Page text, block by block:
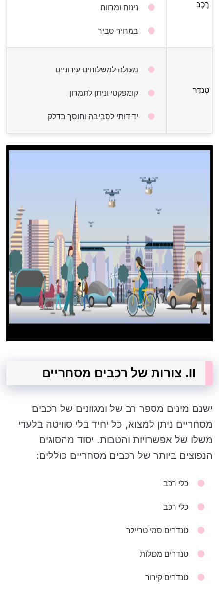
רֶכֶב נינוח ומרווח
במחיר סביר
טֶנדֶר
מעולה למשלוחים עירוניים
קומפקטי וניתן לתמרון
ידידותי לסביבה וחוסך בדלק
II. צורות של רכבים מסחריים
ישנם מינים מספר רב של ומגוונים של רכבים
מסחריים ניתן למצוא, כל יחיד בלי סוויטה בלעדי
משלו של אפשרויות והטבות. יסוד מהסוגים
הנפוצים ביותר של רכבים מסחריים כוללים:
כלי רכב
כלי רכב
טנדרים סמי טריילר
טנדרים מכולות
טנדרים קירור